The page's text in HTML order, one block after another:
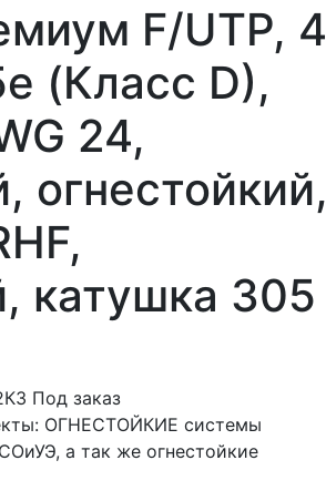
F/UTP, 4
(Класс D),
24,
огнестойкий,
катушка 305
Под заказ
ОГНЕСТОЙКИЕ системы
а так же огнестойкие